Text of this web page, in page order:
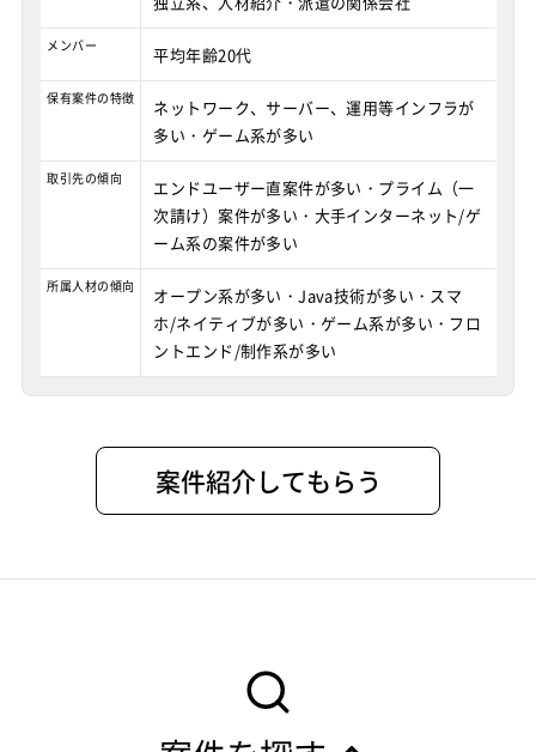
メンバー 平均年齢20代
保有案件の特徴
ネットワーク、サーバー、運用等インフラが
多い・ゲーム系が多い
取引先の傾向
エンドユーザー直案件が多い・プライム（一
次請け）案件が多い・大手インターネット/ゲ
ーム系の案件が多い
所属人材の傾向
オープン系が多い・Java技術が多い・スマ
ホ/ネイティブが多い・ゲーム系が多い・フロ
ントエンド/制作系が多い
案件紹介してもらう